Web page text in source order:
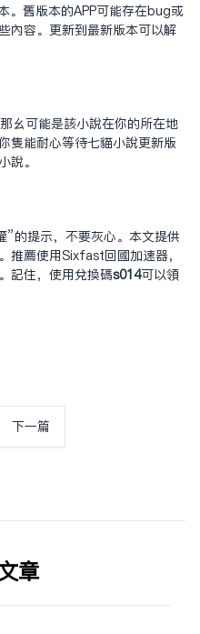
。旧版本的APP可能存在bug或
内容。更新到最新版本可以解
么可能是该小说在你的所在地
只能耐心等待七猫小说更新版
说。
”的提示，不要灰心。本文提供
推荐使用Sixfast回国加速器，
记住，使用兑换码s014可以领
下一篇
章